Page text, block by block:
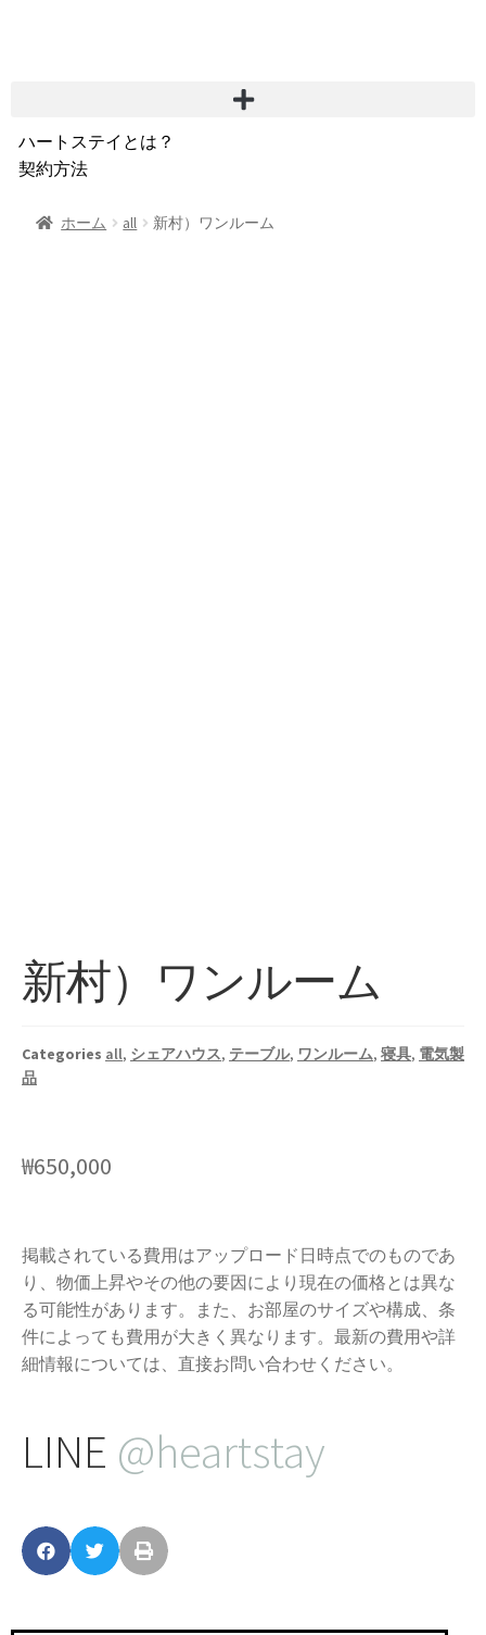
ハートステイとは？
契約方法
サービス費用
ホーム all 新村）ワンルーム
新村）ワンルーム
Categories all, シェアハウス, テーブル, ワンルーム, 寝具, 電気製
品
₩650,000
掲載されている費用はアップロード日時点でのものであ
り、物価上昇やその他の要因により現在の価格とは異な
る可能性があります。また、お部屋のサイズや構成、条
件によっても費用が大きく異なります。最新の費用や詳
細情報については、直接お問い合わせください。
LINE @heartstay